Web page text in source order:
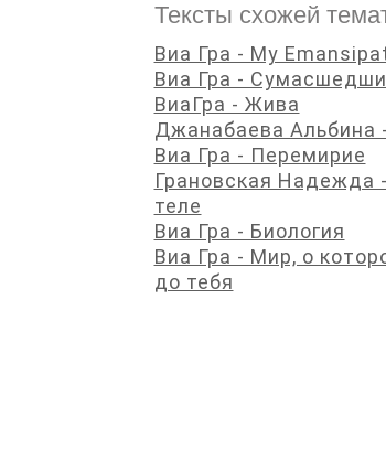
Тексты схожей
Виа Гра - My
Виа Гра -
ВиаГра - Жива
Джанабаева Альбина
Виа Гра - Перемирие
Грановская Надежда
теле
Виа Гра - Биология
Виа Гра - Мир, о
до тебя